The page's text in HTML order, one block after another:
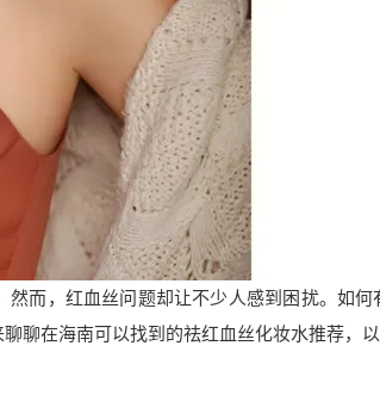
而，红血丝问题却让不少人感到困扰。如何
聊在海南可以找到的祛红血丝化妆水推荐，以